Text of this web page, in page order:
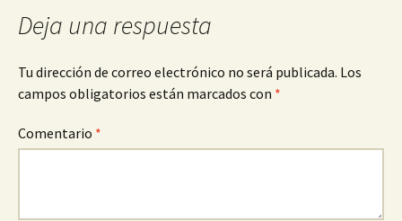
entradas
Deja una respuesta
Tu dirección de correo electrónico no será publicada. Los
campos obligatorios están marcados con *
Comentario *